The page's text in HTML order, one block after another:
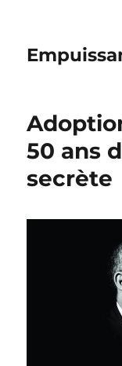
50 ans
secrète